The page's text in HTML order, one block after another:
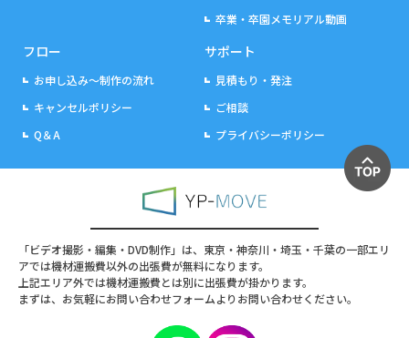
卒業・卒園メモリアル動画
フロー
お申し込み～制作の流れ
キャンセルポリシー
Q＆A
サポート
見積もり・発注
ご相談
プライバシーポリシー
「ビデオ撮影・編集・DVD制作」は、東京・神奈川・埼玉・千葉の一部エリ
アでは機材運搬費以外の出張費が無料になります。
上記エリア外では機材運搬費とは別に出張費が掛かります。
まずは、お気軽にお問い合わせフォームよりお問い合わせください。